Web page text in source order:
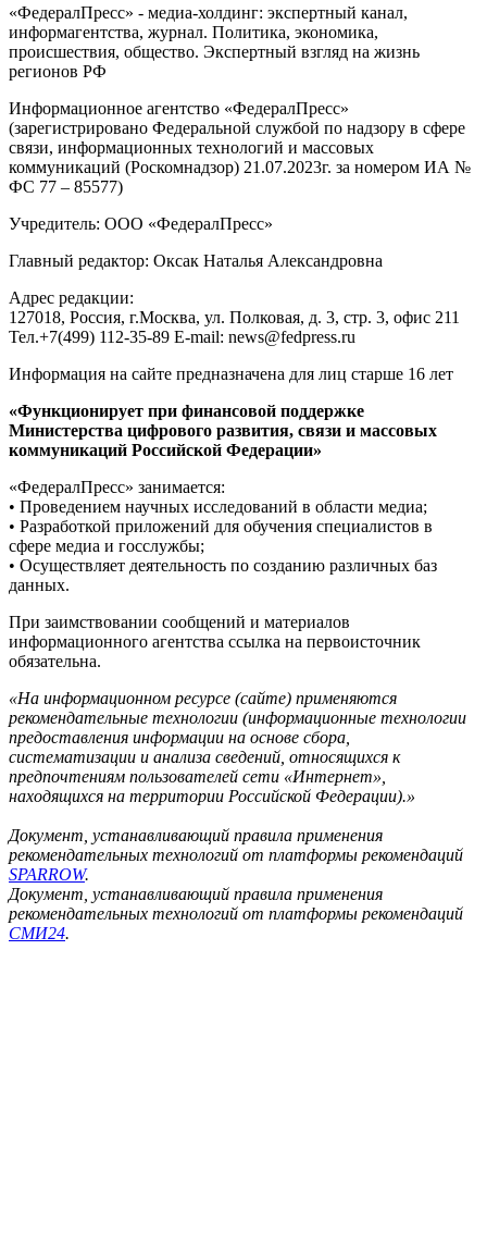
«ФедералПресс» - медиа-холдинг: экспертный канал,
информагентства, журнал. Политика, экономика,
происшествия, общество. Экспертный взгляд на жизнь
регионов РФ
Информационное агентство «ФедералПресс»
(зарегистрировано Федеральной службой по надзору в сфере
связи, информационных технологий и массовых
коммуникаций (Роскомнадзор) 21.07.2023г. за номером ИА №
ФС 77 – 85577)
Учредитель: ООО «ФедералПресс»
Главный редактор: Оксак Наталья Александровна
Адрес редакции:
127018, Россия, г.Москва, ул. Полковая, д. 3, стр. 3, офис 211
Тел.+7(499) 112-35-89 E-mail: news@fedpress.ru
Информация на сайте предназначена для лиц старше 16 лет
«Функционирует при финансовой поддержке
Министерства цифрового развития, связи и массовых
коммуникаций Российской Федерации»
«ФедералПресс» занимается:
• Проведением научных исследований в области медиа;
• Разработкой приложений для обучения специалистов в
сфере медиа и госслужбы;
• Осуществляет деятельность по созданию различных баз
данных.
При заимствовании сообщений и материалов
информационного агентства ссылка на первоисточник
обязательна.
«На информационном ресурсе (сайте) применяются
рекомендательные технологии (информационные технологии
предоставления информации на основе сбора,
систематизации и анализа сведений, относящихся к
предпочтениям пользователей сети «Интернет»,
находящихся на территории Российской Федерации).»
Документ, устанавливающий правила применения
рекомендательных технологий от платформы рекомендаций
SPARROW.
Документ, устанавливающий правила применения
рекомендательных технологий от платформы рекомендаций
СМИ24.